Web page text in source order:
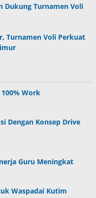
Dukung Turnamen Voli
Turnamen Voli Perkuat
Work
Dengan Konsep Drive
Guru Meningkat
Waspadai Kutim